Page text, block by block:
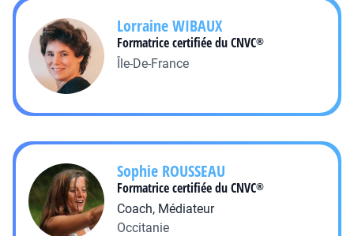
LorraineWIBAUX
Formatrice certifiée du CNVC®
Île-De-France
Sophie ROUSSEAU
Formatrice certifiée du CNVC®
Coach, Médiateur
Occitanie